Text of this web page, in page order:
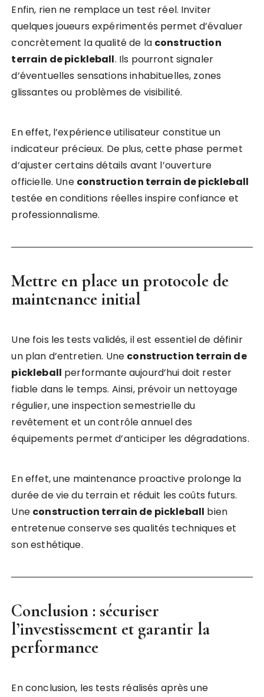
Enfin, rien ne remplace un test réel. Inviter
quelques joueurs expérimentés permet d’évaluer
concrètement la qualité de la construction
terrain de pickleball. Ils pourront signaler
d’éventuelles sensations inhabituelles, zones
glissantes ou problèmes de visibilité.
En effet, l’expérience utilisateur constitue un
indicateur précieux. De plus, cette phase permet
d’ajuster certains détails avant l’ouverture
officielle. Une construction terrain de pickleball
testée en conditions réelles inspire confiance et
professionnalisme.
Mettre en place un protocole de
maintenance initial
Une fois les tests validés, il est essentiel de définir
un plan d’entretien. Une construction terrain de
pickleball performante aujourd’hui doit rester
fiable dans le temps. Ainsi, prévoir un nettoyage
régulier, une inspection semestrielle du
revêtement et un contrôle annuel des
équipements permet d’anticiper les dégradations.
En effet, une maintenance proactive prolonge la
durée de vie du terrain et réduit les coûts futurs.
Une construction terrain de pickleball bien
entretenue conserve ses qualités techniques et
son esthétique.
Conclusion : sécuriser
l’investissement et garantir la
performance
En conclusion, les tests réalisés après une